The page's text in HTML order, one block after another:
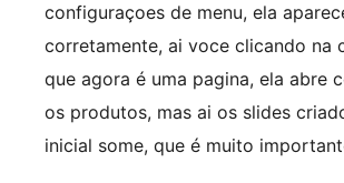
configuraçoes de menu, ela
corretamente, ai voce clicando na
que agora é uma pagina, ela abre
os produtos, mas ai os slides
inicial some, que é muito